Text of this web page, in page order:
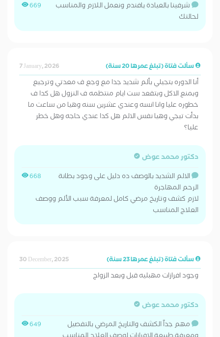
669
شرفينا بالعيادة يافندم ونعمل اللازم والمناسب
لحالتك
سألت فتاة (تبلغ عمرها 20 سنة) 7 January, 2026
أنا الدوره بتجيلي بألم شديد جدا مع وجع ف معدتي وترجيع
وبمنع الاكل وبتقعد ست ايام منتظمه ف النزول هل كدا ف
خطوره عليا وانا انسه وعندي عشرين سنه وهيا من ساعت ما
بدأت تيجي وهيا نفس الالم هل كدا عندي حاجه وهل خطر
عليا؟
دكتور محمد عوض
668
الالم الشديد بالوصف ده دليل على وجود بطانة
الرحم المهاجرة
لازم كشف وتاريخ مرضي كامل لمعرفة سبب الألم ووصف
العلاج المناسب
سألت فتاة (تبلغ عمرها 23 سنة) 30 December, 2025
وجود افرازات مهبليه قبل وبعد الزواج
دكتور محمد عوض
649
مهم جداً الكشف والتاريخ المرضي بالتفصيل